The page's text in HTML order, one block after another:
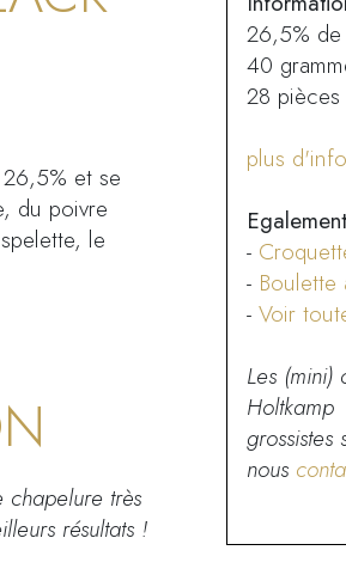
et se
du poivre
le
très
résultats !
26,5% de
40
28
plus
-
-
- Voir
Les (mini)
Holtkamp
grossistes
nous